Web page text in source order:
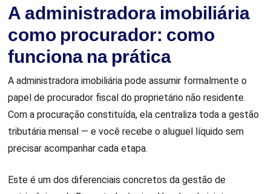
A administradora imobiliária
como procurador: como
funciona na prática
A administradora imobiliária pode assumir formalmente o
papel de procurador fiscal do proprietário não residente.
Com a procuração constituída, ela centraliza toda a gestão
tributária mensal — e você recebe o aluguel líquido sem
precisar acompanhar cada etapa.
Este é um dos diferenciais concretos da gestão de